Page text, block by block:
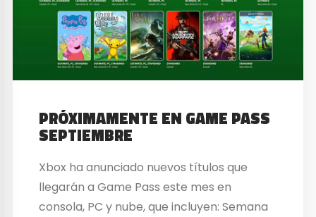
PRÓXIMAMENTE EN GAME PASS
SEPTIEMBRE
Xbox ha anunciado nuevos títulos que
llegarán a Game Pass este mes en
consola, PC y nube, que incluyen: Semana